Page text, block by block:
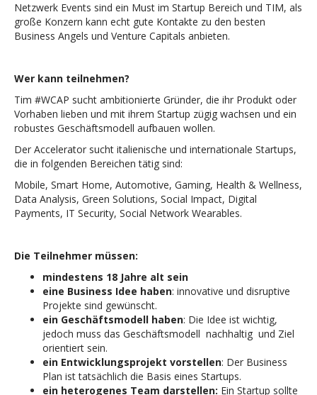
Netzwerk Events sind ein Must im Startup Bereich und TIM, als
große Konzern kann echt gute Kontakte zu den besten
Business Angels und Venture Capitals anbieten.
Wer kann teilnehmen?
Tim #WCAP sucht ambitionierte Gründer, die ihr Produkt oder
Vorhaben lieben und mit ihrem Startup zügig wachsen und ein
robustes Geschäftsmodell aufbauen wollen.
Der Accelerator sucht italienische und internationale Startups,
die in folgenden Bereichen tätig sind:
Mobile, Smart Home, Automotive, Gaming, Health & Wellness,
Data Analysis, Green Solutions, Social Impact, Digital
Payments, IT Security, Social Network Wearables.
Die Teilnehmer müssen:
mindestens 18 Jahre alt sein
eine Business Idee haben: innovative und disruptive
Projekte sind gewünscht.
ein Geschäftsmodell haben: Die Idee ist wichtig,
jedoch muss das Geschäftsmodell nachhaltig und Ziel
orientiert sein.
ein Entwicklungsprojekt vorstellen: Der Business
Plan ist tatsächlich die Basis eines Startups.
ein heterogenes Team darstellen: Ein Startup sollte